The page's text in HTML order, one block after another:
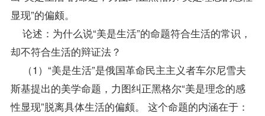
显现”的偏颇。
论述：为什么说“美是生活”的命题符合生活的常识，
却不符合生活的辩证法？
（1）“美是生活”是俄国革命民主主义者车尔尼雪夫
斯基提出的美学命题，力图纠正黑格尔“美是理念的感
性显现”脱离具体生活的偏颇。 这个命题的内涵在于：